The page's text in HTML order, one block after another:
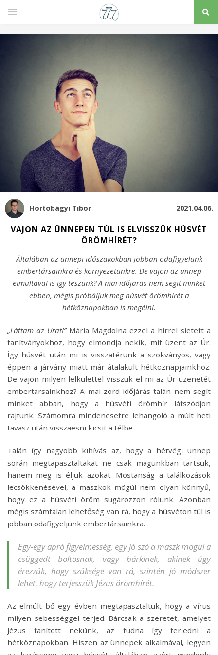
Hortobágyi Tibor 2021.04.06.
VAJON AZ ÜNNEPEN TÚL IS ELVISSZÜK HÚSVÉT
ÖRÖMHÍRÉT?
Általában az ünnepi időszakokban jobban odafigyelünk
embertársainkra és környezetünkre. De vajon az ünnep
elmúltával is így teszünk? A mai időjárás nem segít minket
ebben, mégis próbáljuk meg húsvét örömhírét a
hétköznapokban is megélni.
„Láttam az Urat!”Mária Magdolna ezzel a hírrel sietett a
tanítványokhoz, hogy elmondja nekik, mit üzent az Úr.
Így húsvét után mi is visszatérünk a szokványos, vagy
éppen a járvány miatt már átalakult hétköznapjainkhoz.
De vajon milyen lelkülettel visszük el mi az Úr üzenetét
embertársainkhoz? A mai zord időjárás talán nem segít
minket abban, hogy a húsvéti örömhír látszódjon
rajtunk. Számomra mindenesetre lehangoló a múlt heti
tavasz után visszaesni kicsit a télbe.
Talán így nagyobb kihívás az, hogy a hétvégi ünnep
során megtapasztaltakat ne csak magunkban tartsuk,
hanem meg is éljük azokat. Mostanság a találkozások
lecsökkenésével, a maszkok mögül nem olyan könnyű,
hogy ez a húsvéti öröm sugározzon rólunk. Azonban
mégis számtalan lehetőség van rá, hogy a húsvéton túl is
jobban odafigyeljünk embertársainkra.
Egy-egy apró figyelmesség, egy jó szó a maszk mögül a
csüggedt boltosnak, vagy bárkinek, akinek úgy
érezzük, hogy szüksége van rá, szintén jó módszer
lehet, hogy terjesszük Jézus örömhírét.
Az elmúlt bő egy évben megtapasztaltuk, hogy a vírus
milyen sebességgel terjed. Bárcsak a szeretet, amelyet
Jézus tanított nekünk, az tudna így terjedni a
hétköznapokban. Hiszen az ünnepek alkalmával, legyen